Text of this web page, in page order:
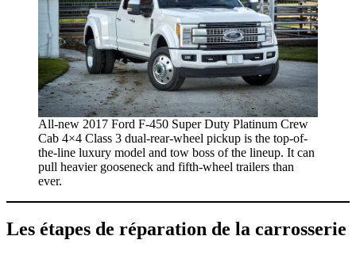
All-new 2017 Ford F-450 Super Duty Platinum Crew
Cab 4×4 Class 3 dual-rear-wheel pickup is the top-of-
the-line luxury model and tow boss of the lineup. It can
pull heavier gooseneck and fifth-wheel trailers than
ever.
Les étapes de réparation de la carrosserie